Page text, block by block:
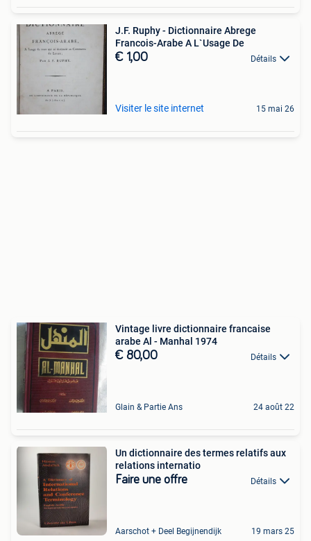
J.F. Ruphy - Dictionnaire Abrege
Francois-Arabe A L`Usage De
€ 1,00 Détails
Visiter le site internet 15 mai 26
Vintage livre dictionnaire francaise
arabe Al - Manhal 1974
€ 80,00 Détails
Glain & Partie Ans 24 août 22
Un dictionnaire des termes relatifs aux
relations internatio
Faire une offre Détails
Aarschot + Deel Begijnendijk 19 mars 25